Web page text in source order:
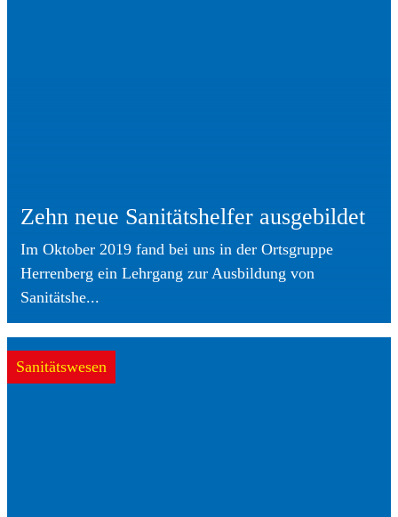
Zehn neue Sanitätshelfer ausgebildet
Im Oktober 2019 fand bei uns in der Ortsgruppe
Herrenberg ein Lehrgang zur Ausbildung von
Sanitätshe...
Sanitätswesen